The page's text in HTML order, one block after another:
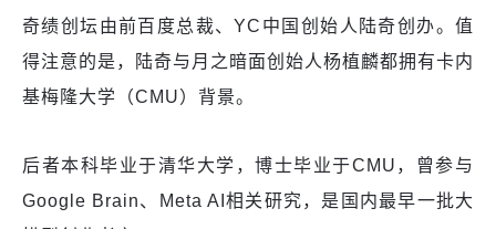
奇绩创坛由前百度总裁、YC中国创始人陆奇创办。值
得注意的是，陆奇与月之暗面创始人杨植麟都拥有卡内
基梅隆大学（CMU）背景。
后者本科毕业于清华大学，博士毕业于CMU，曾参与
Google Brain、Meta AI相关研究，是国内最早一批大